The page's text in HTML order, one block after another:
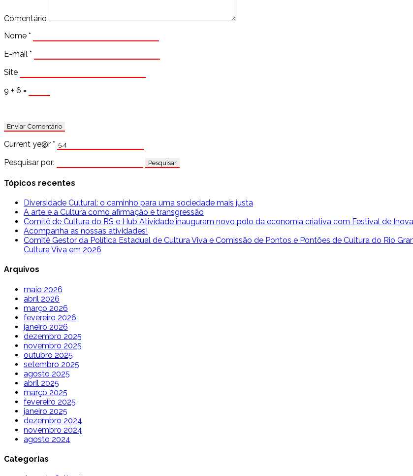
Comentário
Nome *
E-mail *
Site
9 + 6 =
Current ye@r *
Pesquisar por:
Tópicos recentes
Diversidade Cultural: o caminho para uma sociedade mais justa
A arte e a Cultura como afirmação e transgressão
Comitê de Cultura do RS e Hub Atividade inauguram novo polo da economia criativa com Festival de
Acompanha as nossas atividades!
Comitê Gestor da Política Estadual de Cultura Viva e Comissão de Pontos e Pontões de Cultura do Rio
Cultura Viva em 2026
Arquivos
maio 2026
abril 2026
março 2026
fevereiro 2026
janeiro 2026
dezembro 2025
novembro 2025
outubro 2025
setembro 2025
agosto 2025
abril 2025
março 2025
fevereiro 2025
janeiro 2025
dezembro 2024
novembro 2024
agosto 2024
Categorias